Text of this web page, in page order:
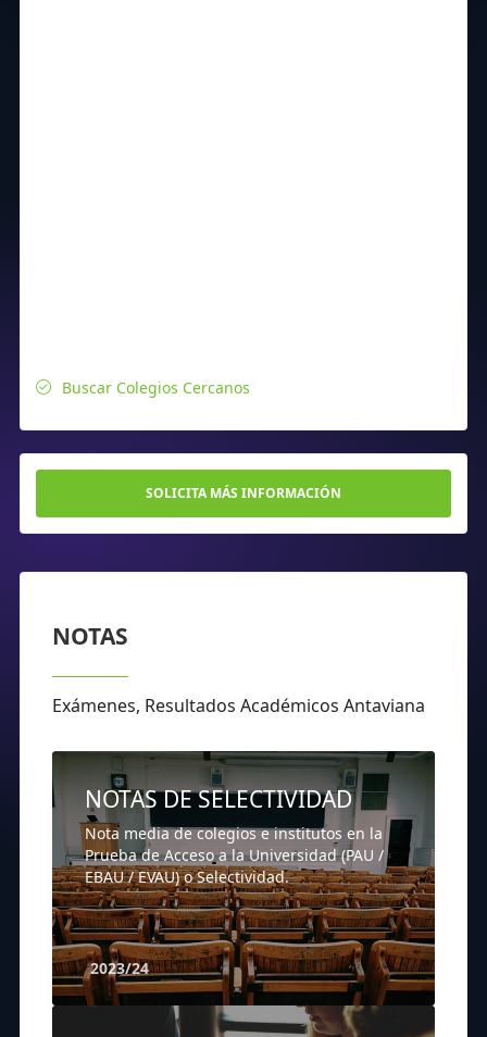
Buscar Colegios Cercanos
SOLICITA MÁS INFORMACIÓN
NOTAS
Exámenes, Resultados Académicos Antaviana
NOTAS DE SELECTIVIDAD
Nota media de colegios e institutos en la
Prueba de Acceso a la Universidad (PAU /
EBAU / EVAU) o Selectividad.
2023/24